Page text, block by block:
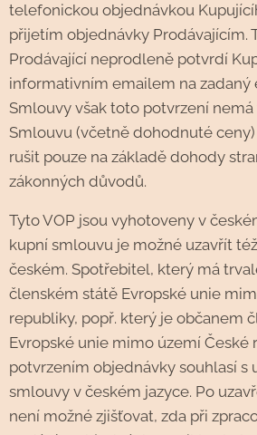
telefonickou objednávkou
přijetím objednávky Prodávajícím.
Prodávající neprodleně potvrdí
informativním emailem na zadaný
Smlouvy však toto potvrzení nemá
Smlouvu (včetně dohodnuté
rušit pouze na základě dohody
zákonných důvodů.
Tyto VOP jsou vyhotoveny v
kupní smlouvu je možné uzavřít
českém. Spotřebitel, který má
členském státě Evropské unie
republiky, popř. který je občanem
Evropské unie mimo území České
potvrzením objednávky souhlasí s
smlouvy v českém jazyce. Po
není možné zjišťovat, zda při